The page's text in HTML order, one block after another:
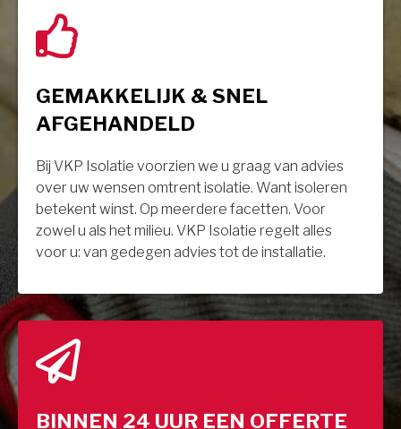
GEMAKKELIJK & SNEL
AFGEHANDELD
Bij VKP Isolatie voorzien we u graag van advies
over uw wensen omtrent isolatie. Want isoleren
betekent winst. Op meerdere facetten. Voor
zowel u als het milieu. VKP Isolatie regelt alles
voor u: van gedegen advies tot de installatie.
BINNEN 24 UUR EEN OFFERTE